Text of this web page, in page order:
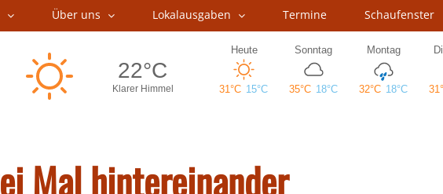
Über uns Lokalausgaben Termine Schaufenster
Mal hintereinander